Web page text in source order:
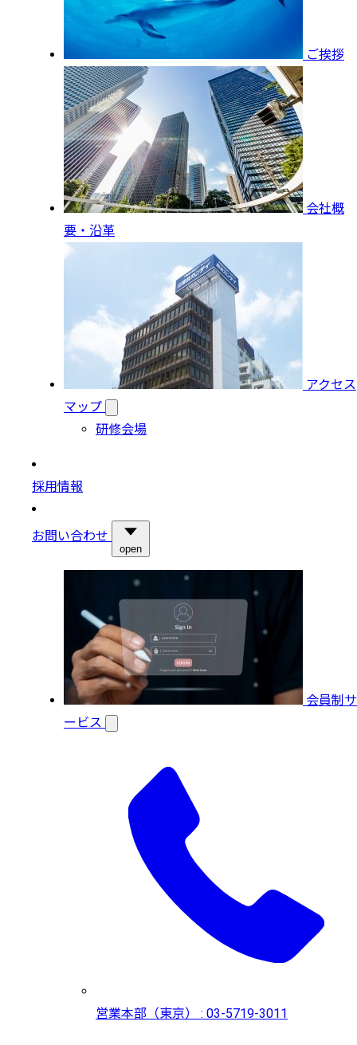
ご挨拶
会社概
要・沿革
アクセス
マップ
研修会場
採用情報
お問い合わせ
open
会員制サ
ービス
営業本部（東京） : 03-5719-3011